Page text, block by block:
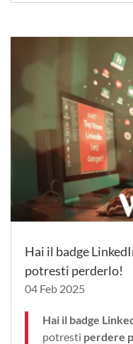
Hai il badge
potresti perderlo!
04 Feb 2025
Hai il badge
potresti perdere